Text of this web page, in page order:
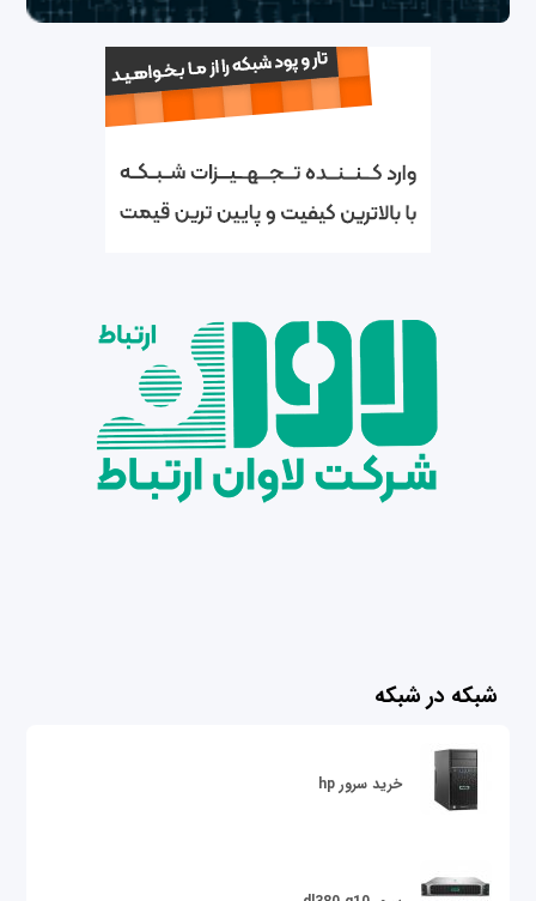
شبکه در شبکه
خرید سرور hp